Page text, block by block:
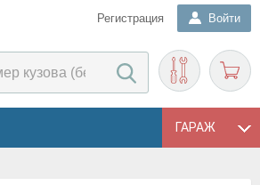
Регистрация Войти
ГАРАЖ